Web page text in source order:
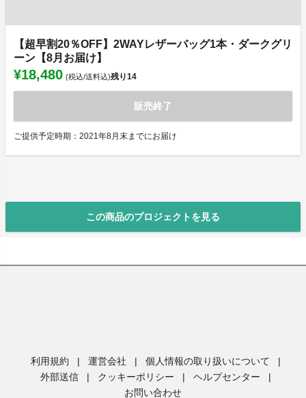
【超早割20％OFF】2WAYレザーバッグ1本・ダークグリ
ーン【8月お届け】
¥18,480 (税込/送料込)残り14
販売終了
ご提供予定時期：2021年8月末までにお届け
この商品のプロジェクトを見る
利用規約 | 運営会社 | 個人情報の取り扱いについて
|
外部送信
| クッキーポリシー | ヘルプセンター
|
お問い合わせ